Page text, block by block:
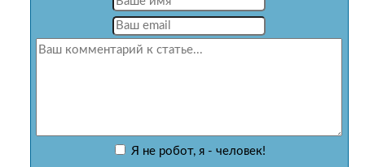
Я не робот, я - человек!